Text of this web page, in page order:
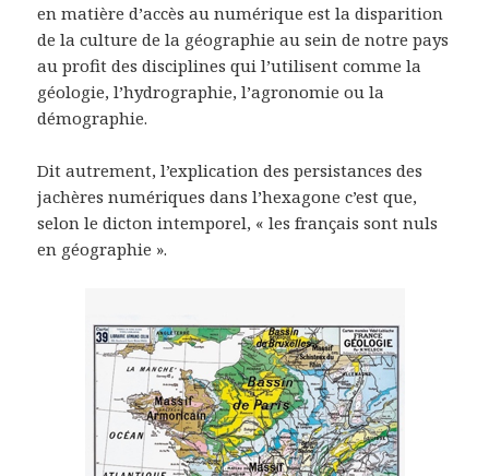
en matière d’accès au numérique est la disparition
de la culture de la géographie au sein de notre pays
au profit des disciplines qui l’utilisent comme la
géologie, l’hydrographie, l’agronomie ou la
démographie.
Dit autrement, l’explication des persistances des
jachères numériques dans l’hexagone c’est que,
selon le dicton intemporel, « les français sont nuls
en géographie ».